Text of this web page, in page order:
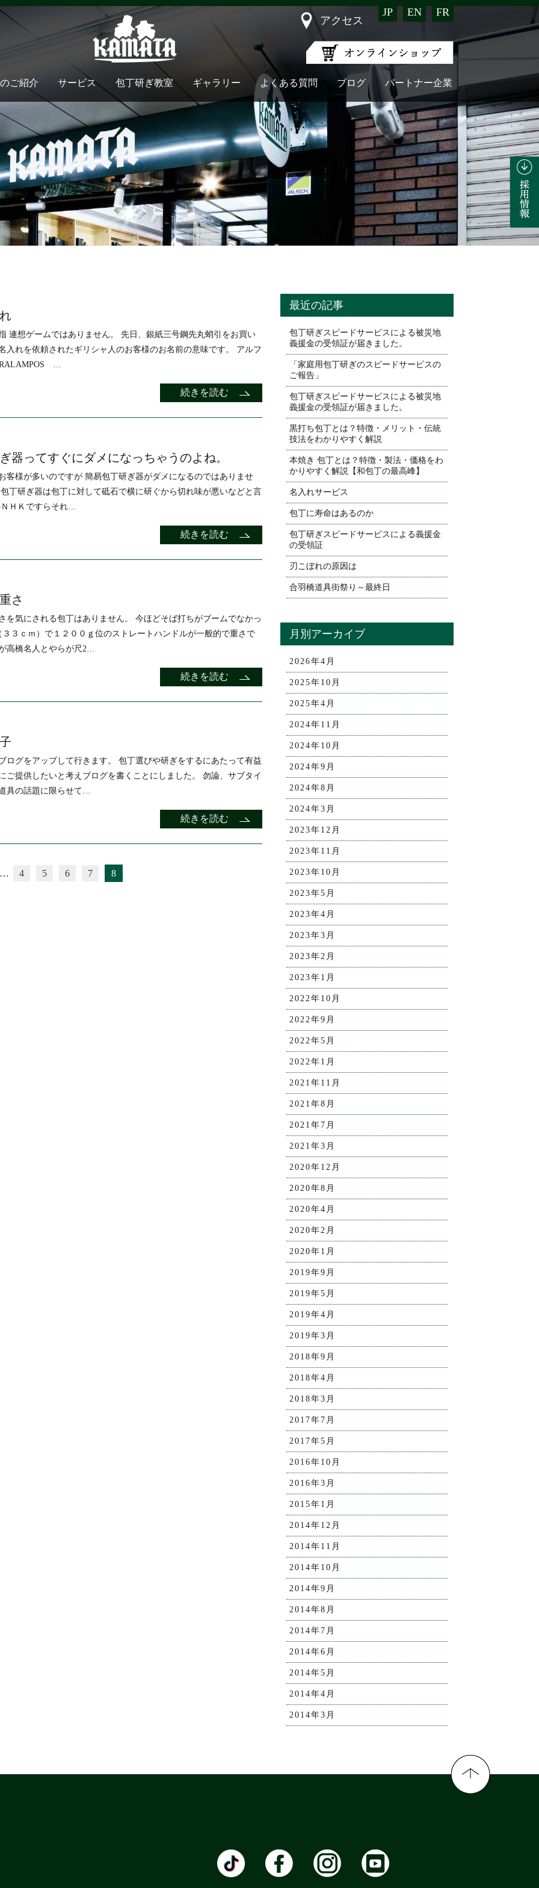
EN FR
JP
ご紹介 サービス 包丁研ぎ教室 ギャラリー よくある質問 ブログ パートナー企業
アクセス
想ゲームではありません。 先日、銀紙三号鋼先丸蛸引をお買い
入れを依頼されたギリシャ人のお客様のお名前の意味です。 アルフ
…
続きを読む
器ってすぐにダメになっちゃうのよね。
客様が多いのですが 簡易包丁研ぎ器がダメになるのではありませ
丁研ぎ器は包丁に対して砥石で横に研ぐから切れ味が悪いなどと言
ＨＫですらそれ…
続きを読む
さ
を気にされる包丁はありません。 今ほどそば打ちがブームでなかっ
３ｃｍ）で１２００ｇ位のストレートハンドルが一般的で重さで
高橋名人とやらが尺2…
続きを読む
ログをアップして行きます。 包丁選びや研ぎをするにあたって有益
ご提供したいと考えブログを書くことにしました。 勿論、サブタイ
具の話題に限らせて…
続きを読む
4 5 6 7 8
最近の記事
包丁研ぎスピードサービスによる被災地
義援金の受領証が届きました。
「家庭用包丁研ぎのスピードサービスの
ご報告」
包丁研ぎスピードサービスによる被災地
義援金の受領証が届きました。
黒打ち包丁とは？特徴・メリット・伝統
技法をわかりやすく解説
本焼き 包丁とは？特徴・製法・価格をわ
かりやすく解説【和包丁の最高峰】
名入れサービス
包丁に寿命はあるのか
包丁研ぎスピードサービスによる義援金
の受領証
刃こぼれの原因は
合羽橋道具街祭り～最終日
月別アーカイブ
2026年4月
2025年10月
2025年4月
2024年11月
2024年10月
2024年9月
2024年8月
2024年3月
2023年12月
2023年11月
2023年10月
2023年5月
2023年4月
2023年3月
2023年2月
2023年1月
2022年10月
2022年9月
2022年5月
2022年1月
2021年11月
2021年8月
2021年7月
2021年3月
2020年12月
2020年8月
2020年4月
2020年2月
2020年1月
2019年9月
2019年5月
2019年4月
2019年3月
2018年9月
2018年4月
2018年3月
2017年7月
2017年5月
2016年10月
2016年3月
2015年1月
2014年12月
2014年11月
2014年10月
2014年9月
2014年8月
2014年7月
2014年6月
2014年5月
2014年4月
2014年3月